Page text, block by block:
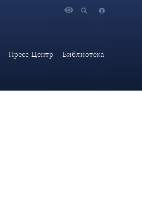
Пресс-Центр Библиотека